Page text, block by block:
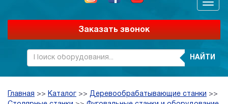
Заказать звонок
НАЙТИ
Главная >> Каталог >> Деревообрабатывающие станки >>